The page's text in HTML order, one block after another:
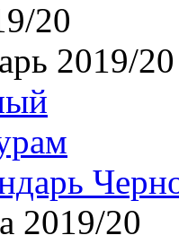
20
2019/20
2019/20